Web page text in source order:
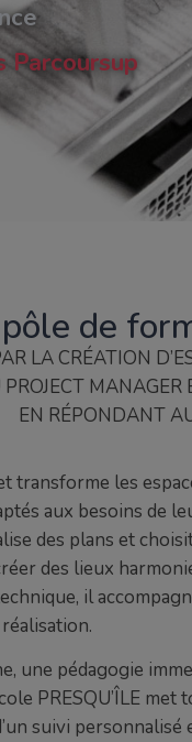
Parcoursup
de
LA CRÉATION
PROJECT
EN RÉPONDANT
transforme les
aux besoins de
des plans et
des lieux
il
une pédagogie
PRESQU’ÎLE
suivi personnalisé